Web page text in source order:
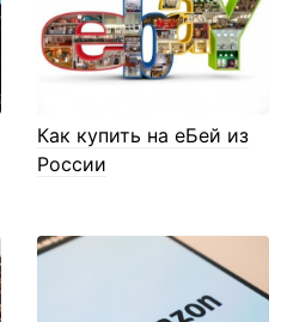
Как купить на еБей из
России